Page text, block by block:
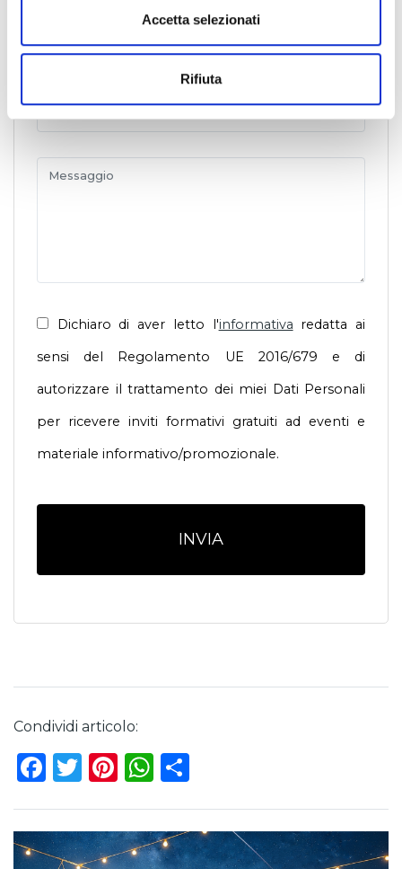
Accetta selezionati
Rifiuta
Dichiaro di aver letto l'informativa redatta ai
sensi del Regolamento UE 2016/679 e di
autorizzare il trattamento dei miei Dati Personali
per ricevere inviti formativi gratuiti ad eventi e
materiale informativo/promozionale.
Condividi articolo:
Facebook
Twitter
Pinterest
WhatsApp